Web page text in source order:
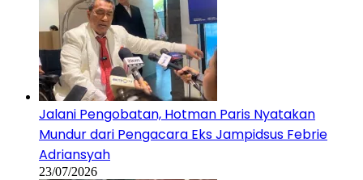
Jalani Pengobatan, Hotman Paris Nyatakan
Mundur dari Pengacara Eks Jampidsus Febrie
Adriansyah
23/07/2026